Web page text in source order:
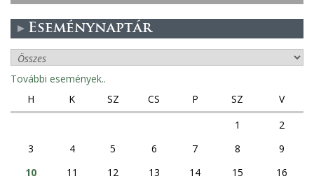
Eseménynaptár
További események..
H
K SZ CS P SZ
V
1
2
3
4 5 6 7 8
9
10
11 12 13 14 15
16